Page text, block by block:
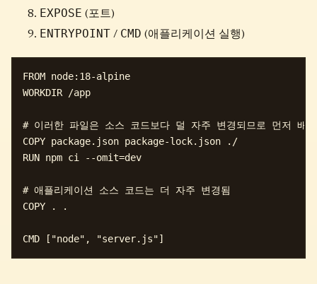
EXPOSE (포트)
ENTRYPOINT / CMD (애플리케이션 실행)
FROM node:18-alpine
WORKDIR /app
# 이러한 파일은 소스 코드보다 덜 자주 변경되므로 먼저 배치
COPY package.json package-lock.json ./
RUN npm ci --omit=dev
# 애플리케이션 소스 코드는 더 자주 변경됨
COPY . .